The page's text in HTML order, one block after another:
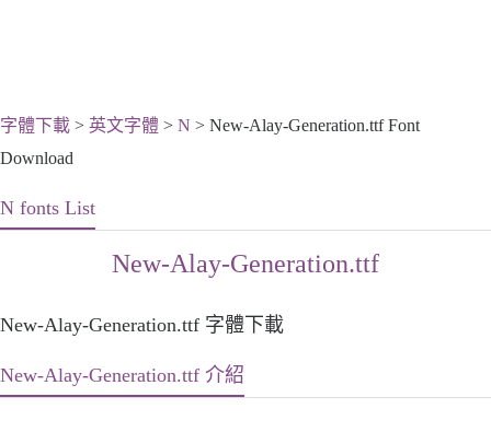
字體下載 > 英文字體 > N > New-Alay-Generation.ttf Font
Download
N fonts List
New-Alay-Generation.ttf
New-Alay-Generation.ttf 字體下載
New-Alay-Generation.ttf 介紹